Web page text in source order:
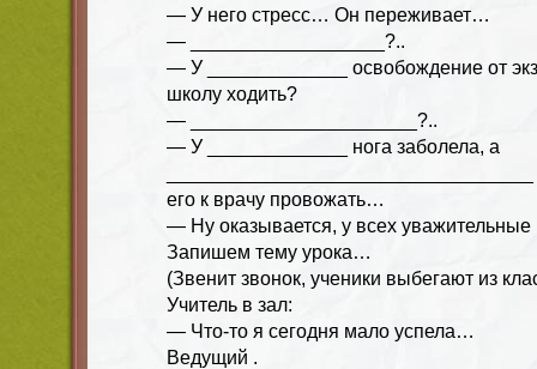
— У него стресс… Он переживает…
— __________________?..
— У _____________ освобождение от
школу ходить?
— _____________________?..
— У _____________ нога заболела, а
его к врачу провожать…
— Ну оказывается, у всех
Запишем тему урока…
(Звенит звонок, ученики выбегают из
Учитель в зал:
— Что-то я сегодня мало успела…
Ведущий .